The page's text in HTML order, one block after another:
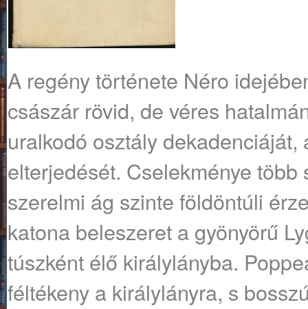
A regény története Néro
császár rövid, de véres
uralkodó osztály dekadenciáját,
elterjedését. Cselekménye
szerelmi ág szinte földöntúli
katona beleszeret a gyönyörű
túszként élő királylányba.
féltékeny a királylányra, s